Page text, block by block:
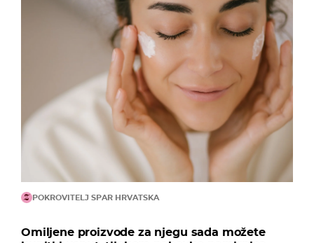
POKROVITELJ SPAR HRVATSKA
Omiljene proizvode za njegu sada možete